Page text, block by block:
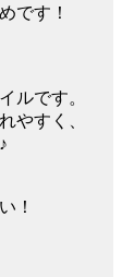
です！
ルです。
やすく、
！